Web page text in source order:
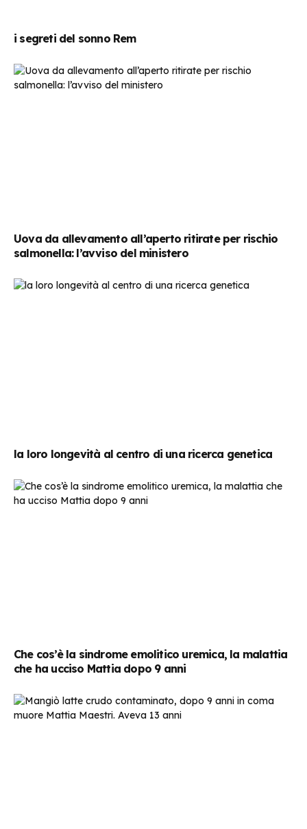
i segreti del sonno Rem
Uova da allevamento all’aperto ritirate per rischio
salmonella: l’avviso del ministero
la loro longevità al centro di una ricerca genetica
Che cos’è la sindrome emolitico uremica, la malattia
che ha ucciso Mattia dopo 9 anni